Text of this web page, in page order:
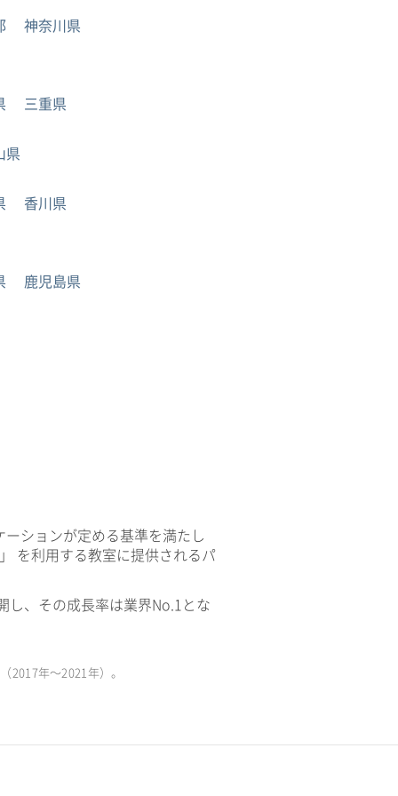
神奈川県
三重県
県
香川県
鹿児島県
ションが定める基準を満たし
を利用する教室に提供されるパ
し、その成長率は業界No.1とな
2017年〜2021年）。